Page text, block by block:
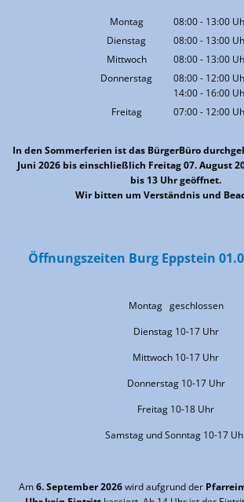
Montag 08:00- 13:00
Von
Dienstag 08:00- 13:00
Von
Mittwoch 08:00- 13:00
Von
Donnerstag 08:00- 12:00
Von
14:00- 16:00
Von
Freitag 07:00- 12:00
In den Sommerferien ist das BürgerBüro
Juni 2026 bis einschließlich Freitag 07. August
bis 13 Uhr geöffnet.
Wir bitten um Verständnis und
Öffnungszeiten Burg Eppstein
Montag geschlossen
Dienstag 10-17 Uhr
Mittwoch 10-17 Uhr
Donnerstag 10-17 Uhr
Freitag 10-18 Uhr
Samstag und Sonntag 10-17
Am6. September 2026wird aufgrund der